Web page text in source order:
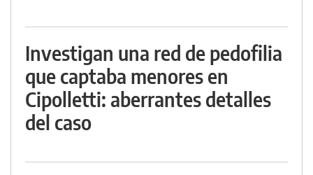
Investigan una red de pedofilia
que captaba menores en
Cipolletti: aberrantes detalles
del caso